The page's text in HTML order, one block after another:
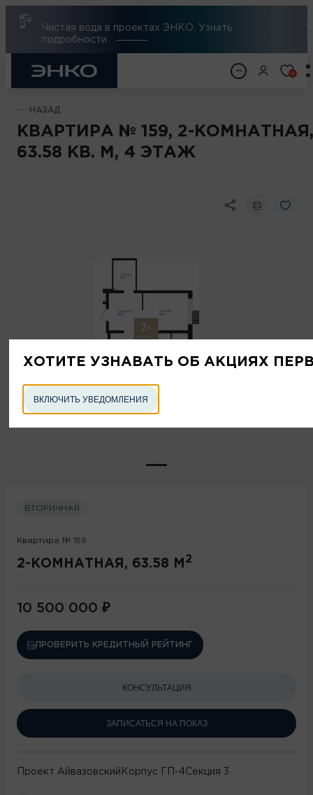
Чистая вода в проектах ЭНКО. Узнать
подробности
0
НАЗАД
КВАРТИРА № 159, 2-КОМНАТНАЯ,
63.58 КВ. М, 4 ЭТАЖ
ВТОРИЧНАЯ
Квартира № 159
2-КОМНАТНАЯ, 63.58 М 2
10 500 000 ₽
ПРОВЕРИТЬ КРЕДИТНЫЙ РЕЙТИНГ
КОНСУЛЬТАЦИЯ
ЗАПИСАТЬСЯ НА ПОКАЗ
Проект Айвазовский Корпус ГП-4Секция 3
ХОТИТЕ УЗНАВАТЬ ОБ АКЦИЯХ
ВКЛЮЧИТЬ УВЕДОМЛЕНИЯ